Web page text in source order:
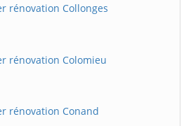
rénovation Collonges
rénovation Colomieu
rénovation Conand